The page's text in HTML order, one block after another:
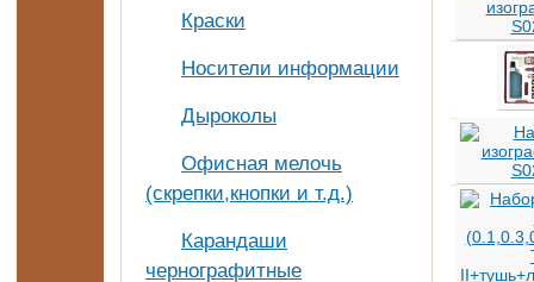
Краски
Носители информации
Дыроколы
Офисная мелочь
(скрепки,кнопки и т.д.)
Карандаши
чернографитные